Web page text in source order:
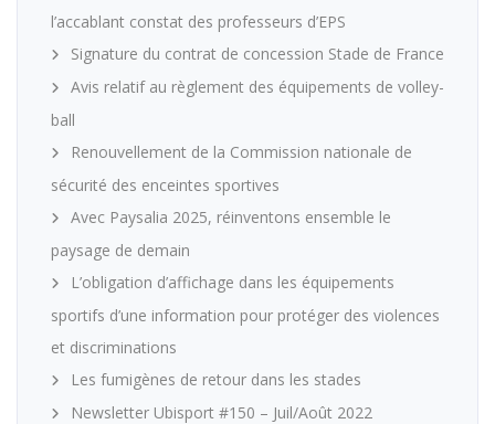
l’accablant constat des professeurs d’EPS
Signature du contrat de concession Stade de France
Avis relatif au règlement des équipements de volley-
ball
Renouvellement de la Commission nationale de
sécurité des enceintes sportives
Avec Paysalia 2025, réinventons ensemble le
paysage de demain
L’obligation d’affichage dans les équipements
sportifs d’une information pour protéger des violences
et discriminations
Les fumigènes de retour dans les stades
Newsletter Ubisport #150 – Juil/Août 2022